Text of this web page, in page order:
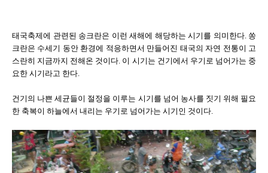
태국축제에 관련된 송크란은 이런 새해에 해당하는 시기를 의미한다. 쏭
크란은 수세기 동안 환경에 적응하면서 만들어진 태국의 자연 전통이 고
스란히 지금까지 전해온 것이다. 이 시기는 건기에서 우기로 넘어가는 중
요한 시기라고 한다.
건기의 나쁜 세균들이 절정을 이루는 시기를 넘어 농사를 짓기 위해 필요
한 축복이 하늘에서 내리는 우기로 넘어가는 시기인 것이다.